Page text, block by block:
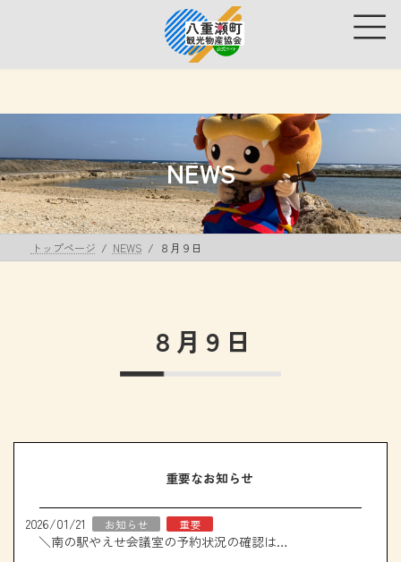
ス
プ
ン
動
NEWS
トップページ NEWS ８月９日
８月９日
重要なお知らせ
2026/01/21 お知らせ 重要
＼南の駅やえせ会議室の予約状況の確認はこちら！／